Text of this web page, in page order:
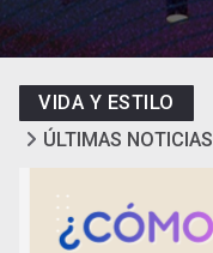
VIDA Y ESTILO
ÚLTIMAS NOTICIAS